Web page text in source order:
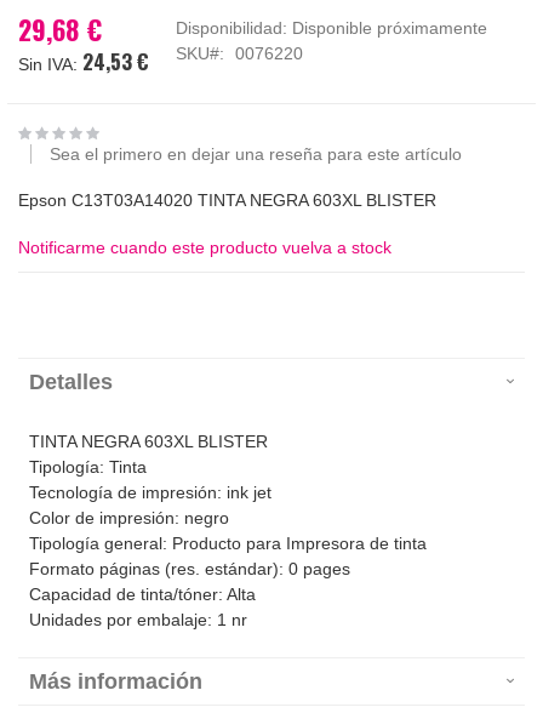
la
galería
29,68 €
24,53 €
Disponibilidad: Disponible próximamente
SKU
0076220
Sea el primero en dejar una reseña para este artículo
Epson C13T03A14020 TINTA NEGRA 603XL BLISTER
Notificarme cuando este producto vuelva a stock
Detalles
TINTA NEGRA 603XL BLISTER
Tipología: Tinta
Tecnología de impresión: ink jet
Color de impresión: negro
Tipología general: Producto para Impresora de tinta
Formato páginas (res. estándar): 0 pages
Capacidad de tinta/tóner: Alta
Unidades por embalaje: 1 nr
Más información